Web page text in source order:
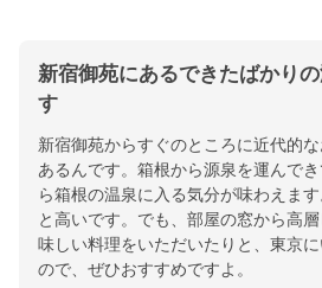
新宿御苑にあるできたばかり
す
新宿御苑からすぐのところに近代的
あるんです。箱根から源泉を運んで
ら箱根の温泉に入る気分が味わえま
と高いです。でも、部屋の窓から高
味しい料理をいただいたりと、東京
ので、ぜひおすすめですよ。